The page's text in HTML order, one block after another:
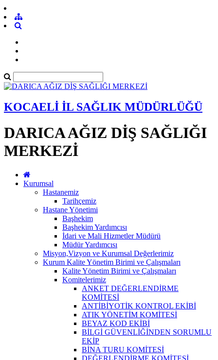
KOCAELİ İL SAĞLIK MÜDÜRLÜĞÜ
DARICA AĞIZ DİŞ SAĞLIĞI
MERKEZİ
Kurumsal
Hastanemiz
Tarihçemiz
Hastane Yönetimi
Başhekim
Başhekim Yardımcısı
İdari ve Mali Hizmetler Müdürü
Müdür Yardımcısı
Misyon,Vizyon ve Kurumsal Değerlerimiz
Kurum Kalite Yönetim Birimi ve Çalışmaları
Kalite Yönetim Birimi ve Çalışmaları
Komitelerimiz
ANKET DEĞERLENDİRME
KOMİTESİ
ANTİBİYOTİK KONTROL EKİBİ
ATIK YÖNETİM KOMİTESİ
BEYAZ KOD EKİBİ
BİLGİ GÜVENLİĞİNDEN SORUMLU
EKİP
BİNA TURU KOMİTESİ
DEĞERLENDİRME KOMİTESİ